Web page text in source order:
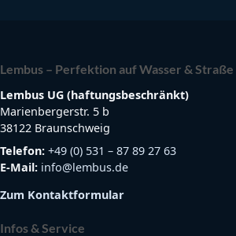
Lembus – Perfektion auf Wasser & Straße
Lembus UG (haftungsbeschränkt)
Marienbergerstr. 5 b
38122 Braunschweig
Telefon: +49 (0) 531 – 87 89 27 63
E-Mail: info@lembus.de
Zum Kontaktformular
Infos & Service